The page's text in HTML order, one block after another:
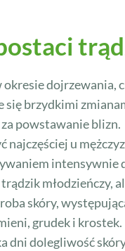
okresie
brzydkimi
powstawanie blizn.
u
młodzieńczy,
skóry,
grudek i
dolegliwość